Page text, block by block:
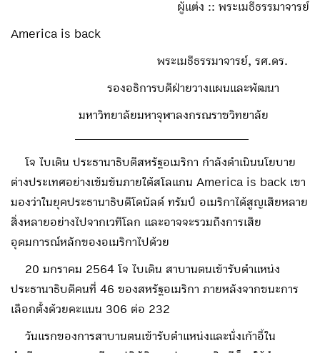
ผู้แต่ง :: พระเมธีธรรมาจารย์
America is back
พระเมธีธรรมาจารย์, รศ.ดร.
รองอธิการบดีฝ่ายวางแผนและพัฒนา
มหาวิทยาลัยมหาจุฬาลงกรณราชวิทยาลัย
โจ ไบเดิน ประธานาธิบดีสหรัฐอเมริกา กำลังดำเนินนโยบาย
ต่างประเทศอย่างเข้มข้นภายใต้สโลแกน America is back เขา
มองว่าในยุคประธานาธิบดีโดนัลด์ ทรัมป์ อเมริกาได้สูญเสียหลาย
สิ่งหลายอย่างไปจากเวทีโลก และอาจจะรวมถึงการเสีย
อุดมการณ์หลักของอเมริกาไปด้วย
20 มกราคม 2564 โจ ไบเดิน สาบานตนเข้ารับตำแหน่ง
ประธานาธิบดีคนที่ 46 ของสหรัฐอเมริกา ภายหลังจากชนะการ
เลือกตั้งด้วยคะแนน 306 ต่อ 232
วันแรกของการสาบานตนเข้ารับตำแหน่งและนั่งเก้าอี้ใน